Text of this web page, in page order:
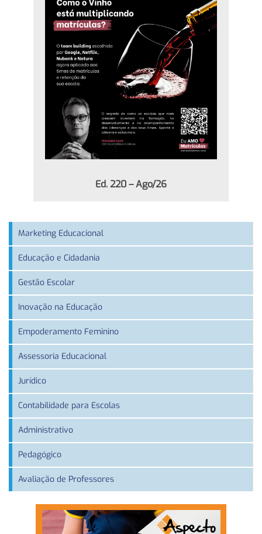
Ed. 220 – Ago/26
Marketing Educacional
Educação e Cidadania
Gestão Escolar
Inovação na Educação
Empoderamento Feminino
Assessoria Educacional
Jurídico
Contabilidade para Escolas
Administrativo
Pedagógico
Avaliação de Professores